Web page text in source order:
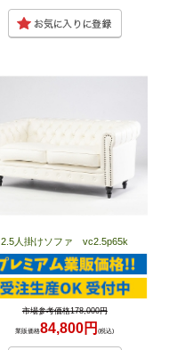
2.5人掛けソファ vc2.5p65k
市場参考価格178,000円
業販価格84,800円(税込)